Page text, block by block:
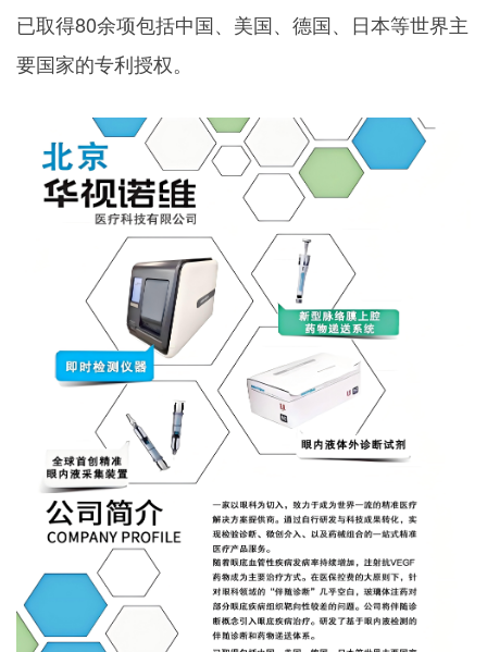
已取得80余项包括中国、美国、德国、日本等世界主
要国家的专利授权。